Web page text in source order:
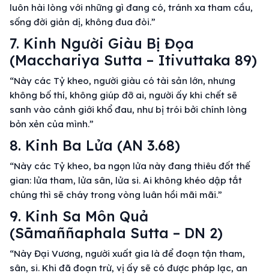
luôn hài lòng với những gì đang có, tránh xa tham cầu,
sống đời giản dị, không đua đòi.”
7. Kinh Người Giàu Bị Đọa
(Macchariya Sutta – Itivuttaka 89)
“Này các Tỷ kheo, người giàu có tài sản lớn, nhưng
không bố thí, không giúp đỡ ai, người ấy khi chết sẽ
sanh vào cảnh giới khổ đau, như bị trói bởi chính lòng
bỏn xẻn của mình.”
8. Kinh Ba Lửa (AN 3.68)
“Này các Tỷ kheo, ba ngọn lửa này đang thiêu đốt thế
gian: lửa tham, lửa sân, lửa si. Ai không khéo dập tắt
chúng thì sẽ cháy trong vòng luân hồi mãi mãi.”
9. Kinh Sa Môn Quả
(Sāmaññaphala Sutta – DN 2)
“Này Đại Vương, người xuất gia là để đoạn tận tham,
sân, si. Khi đã đoạn trừ, vị ấy sẽ có được pháp lạc, an